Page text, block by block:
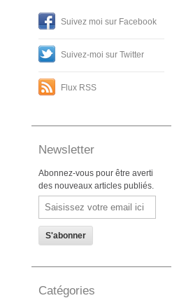
Suivez moi sur Facebook
Suivez-moi sur Twitter
Flux RSS
Newsletter
Abonnez-vous pour être averti
des nouveaux articles publiés.
Email
Catégories